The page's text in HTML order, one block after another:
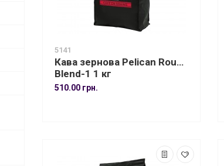
5141
Кава зернова Pelican Rouge
Blend-1 1 кг
510.00 грн.